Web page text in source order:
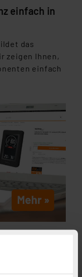
einfach in
das
zeigen Ihnen,
einfach